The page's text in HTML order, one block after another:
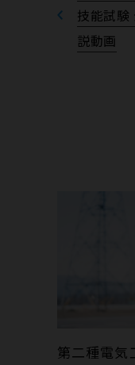
技能試験
説動画
第二種電気